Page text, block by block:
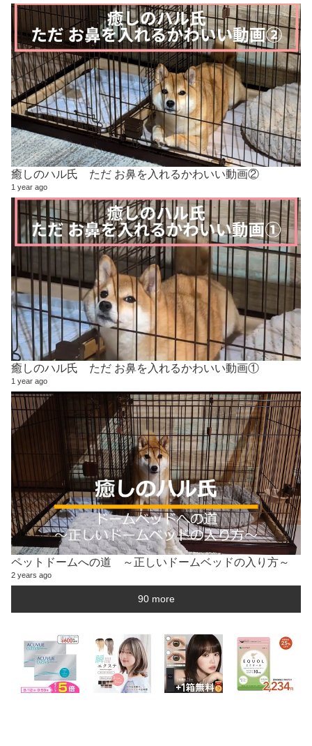
癒しのハル氏 ただ お鼻を入れるかわいい動画②
1 year ago
癒しのハル氏 ただ お鼻を入れるかわいい動画①
1 year ago
ペットドームへの道 ～正しいドームベッドの入り方～
2 years ago
90 more